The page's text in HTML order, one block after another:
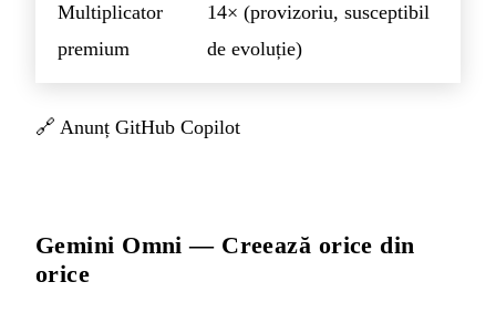
Multiplicator
premium
14× (provizoriu, susceptibil
de evoluție)
🔗 Anunț GitHub Copilot
Gemini Omni — Creează orice din
orice